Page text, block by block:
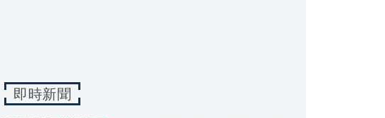
即時新聞